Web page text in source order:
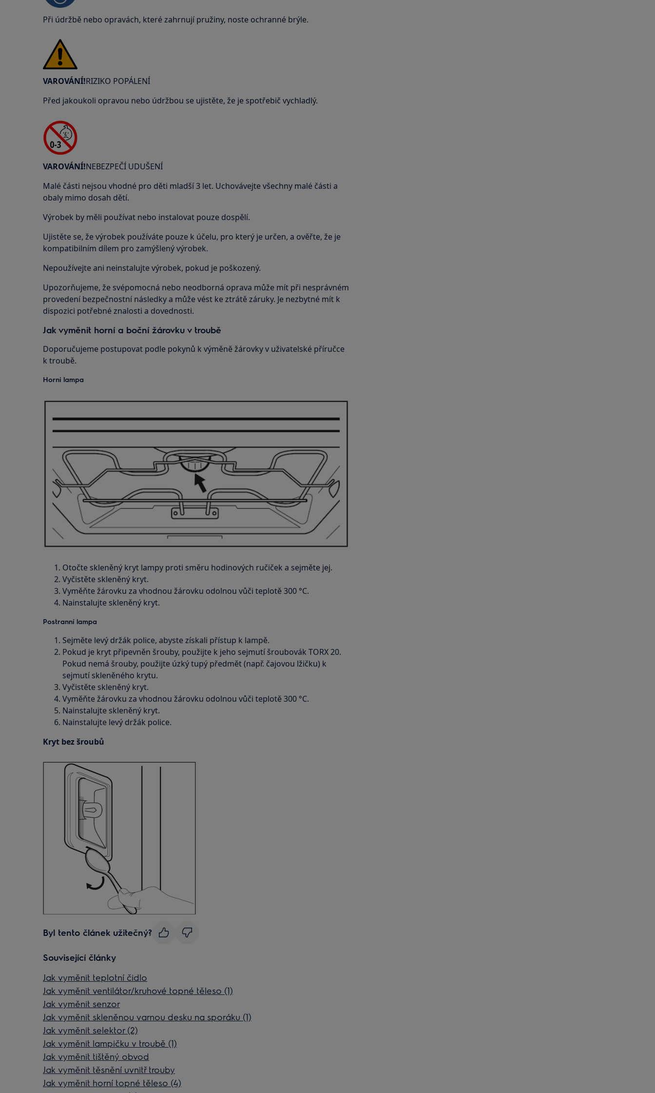
Při údržbě nebo opravách, které zahrnují pružiny, noste ochranné brýle.
VAROVÁNÍ!RIZIKO POPÁLENÍ
Před jakoukoli opravou nebo údržbou se ujistěte, že je spotřebič vychladlý.
VAROVÁNÍ!NEBEZPEČÍ UDUŠENÍ
Malé části nejsou vhodné pro děti mladší 3 let. Uchovávejte všechny malé části a
obaly mimo dosah dětí.
Výrobek by měli používat nebo instalovat pouze dospělí.
Ujistěte se, že výrobek používáte pouze k účelu, pro který je určen, a ověřte, že je
kompatibilním dílem pro zamýšlený výrobek.
Nepoužívejte ani neinstalujte výrobek, pokud je poškozený.
Upozorňujeme, že svépomocná nebo neodborná oprava může mít při nesprávném
provedení bezpečnostní následky a může vést ke ztrátě záruky. Je nezbytné mít k
dispozici potřebné znalosti a dovednosti.
Jak vyměnit horní a boční žárovku v troubě
Doporučujeme postupovat podle pokynů k výměně žárovky v uživatelské příručce
k troubě.
Horní lampa
Otočte skleněný kryt lampy proti směru hodinových ručiček a sejměte jej.
Vyčistěte skleněný kryt.
Vyměňte žárovku za vhodnou žárovku odolnou vůči teplotě 300 °C.
Nainstalujte skleněný kryt.
Postranní lampa
Sejměte levý držák police, abyste získali přístup k lampě.
Pokud je kryt připevněn šrouby, použijte k jeho sejmutí šroubovák TORX 20.
Pokud nemá šrouby, použijte úzký tupý předmět (např. čajovou lžičku) k
sejmutí skleněného krytu.
Vyčistěte skleněný kryt.
Vyměňte žárovku za vhodnou žárovku odolnou vůči teplotě 300 °C.
Nainstalujte skleněný kryt.
Nainstalujte levý držák police.
Kryt bez šroubů
Byl tento článek užitečný?
Související články
Jak vyměnit teplotní čidlo
Jak vyměnit ventilátor/kruhové topné těleso (1)
Jak vyměnit senzor
Jak vyměnit skleněnou varnou desku na sporáku (1)
Jak vyměnit selektor (2)
Jak vyměnit lampičku v troubě (1)
Jak vyměnit tištěný obvod
Jak vyměnit těsnění uvnitř trouby
Jak vyměnit horní topné těleso (4)